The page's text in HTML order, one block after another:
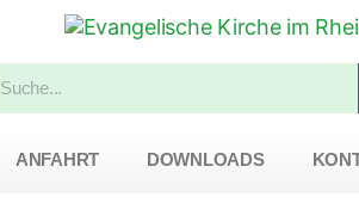
ANFAHRT DOWNLOADS